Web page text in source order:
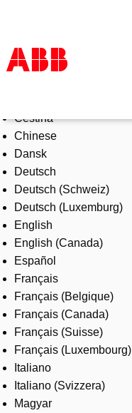
Products & Solutions
Industries
Services
About us
Where to buy
Contact us
Careers
Čeština
Chinese
Dansk
Deutsch
Deutsch (Schweiz)
Deutsch (Luxemburg)
English
English (Canada)
Español
Français
Français (Belgique)
Français (Canada)
Français (Suisse)
Français (Luxembourg)
Italiano
Italiano (Svizzera)
Magyar